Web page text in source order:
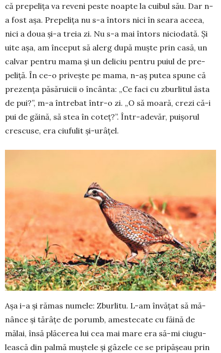
că pre­pe­lița va re­veni peste noap­te la cuibul său. Dar n-
a fost așa. Prepelița nu s-a întors nici în seara aceea,
nici a doua și-a treia zi. Nu s-a mai întors nicio­dată. Și
uite așa, am în­ce­put să alerg după muște prin casă, un
cal­var pen­tru mama și un de­liciu pentru puiul de pre­
peliță. În ce-o pri­vește pe mama, n-aș putea spu­ne că
prezența păsă­ruicii o în­cânta: „Ce faci cu zbur­litul ăsta
de pui?”, m-a între­bat într-o zi. „O să moară, crezi că-i
pui de gă­i­nă, să stea în coteț?”. În­tr-ade­văr, pui­șo­rul
cres­cuse, era ciufulit și-urâ­țel.
Așa i-a și rămas numele: Zbur­litu. L-am învățat să mă­
nânce și tă­râțe de porumb, ames­tecate cu făină de
mălai, însă plăcerea lui cea mai ma­re era să-mi ciugu­
leas­că din pal­mă muștele și gâzele ce se pri­pă­șeau prin